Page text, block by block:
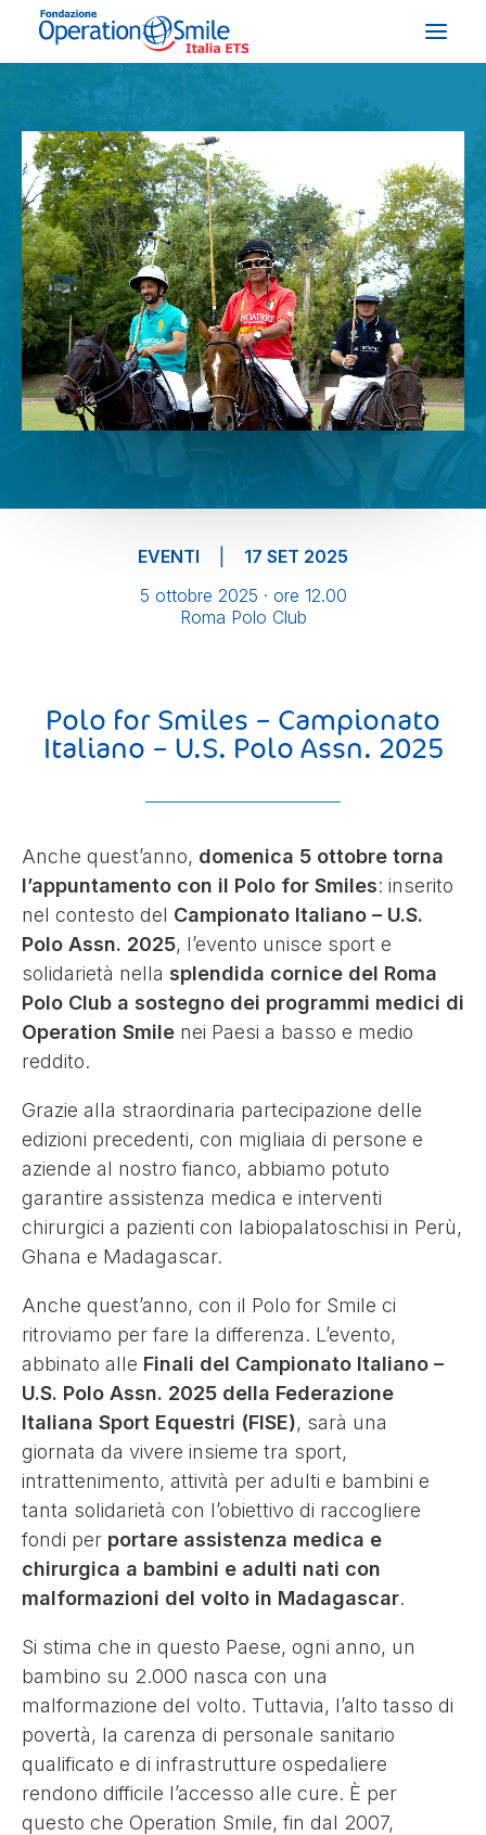
CHI SIAMO
COSA FACCIAMO
COSA PUOI FARE TU
STORIE E TESTIMONIANZE
NEWS & EVENTI
DONA ORA
DIVENTA VOLONTARIO
PRIVACY POLICY
AZIENDE
EVENTI
17 SET 2025
5 ottobre 2025 · ore 12.00
Roma Polo Club
Polo for Smiles – Campionato
Italiano – U.S. Polo Assn. 2025
Anche quest’anno, domenica 5 ottobre torna
l’appuntamento con il Polo for Smiles: inserito
nel contesto del Campionato Italiano – U.S.
Polo Assn. 2025, l’evento unisce sport e
solidarietà nella splendida cornice del Roma
Polo Club a sostegno dei programmi medici di
Operation Smile nei Paesi a basso e medio
reddito.
Grazie alla straordinaria partecipazione delle
edizioni precedenti, con migliaia di persone e
aziende al nostro fianco, abbiamo potuto
garantire assistenza medica e interventi
chirurgici a pazienti con labiopalatoschisi in Perù,
Ghana e Madagascar.
Anche quest’anno, con il Polo for Smile ci
ritroviamo per fare la differenza. L’evento,
abbinato alle Finali del Campionato Italiano –
U.S. Polo Assn. 2025 della Federazione
Italiana Sport Equestri (FISE), sarà una
giornata da vivere insieme tra sport,
intrattenimento, attività per adulti e bambini e
tanta solidarietà con l’obiettivo di raccogliere
fondi per portare assistenza medica e
chirurgica a bambini e adulti nati con
malformazioni del volto in Madagascar.
Si stima che in questo Paese, ogni anno, un
bambino su 2.000 nasca con una
malformazione del volto. Tuttavia, l’alto tasso di
povertà, la carenza di personale sanitario
qualificato e di infrastrutture ospedaliere
rendono difficile l’accesso alle cure. È per
questo che Operation Smile, fin dal 2007,